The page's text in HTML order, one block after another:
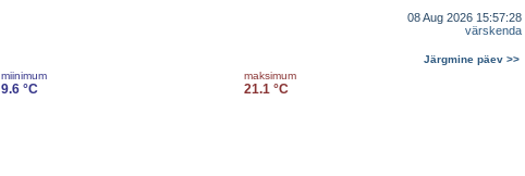
08 Aug 2026 15:57:28
värskenda
Järgmine päev >>
miinimum
9.6 °C
maksimum
21.1 °C